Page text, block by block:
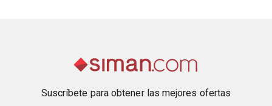
Suscríbete para obtener las mejores ofertas